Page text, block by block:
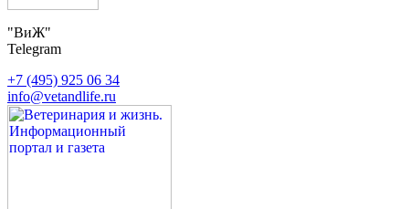
"ВиЖ"
Telegram
+7 (495) 925 06 34
info@vetandlife.ru